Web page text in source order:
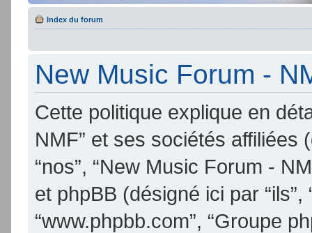
Index du forum
New Music Forum -
Cette politique explique en
NMF” et ses sociétés affiliées
“nos”, “New Music Forum -
et phpBB (désigné ici par “ils”,
“www.phpbb.com”, “Groupe